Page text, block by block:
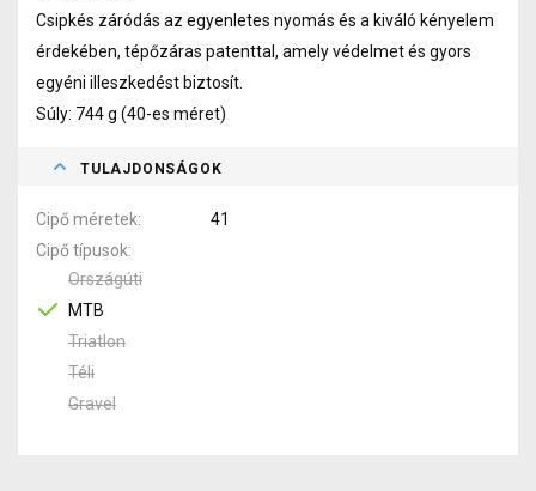
Csipkés záródás az egyenletes nyomás és a kiváló kényelem
érdekében, tépőzáras patenttal, amely védelmet és gyors
egyéni illeszkedést biztosít.
Súly: 744 g (40-es méret)
TULAJDONSÁGOK
Cipő méretek
41
Cipő típusok
Országúti
MTB
Triatlon
Téli
Gravel